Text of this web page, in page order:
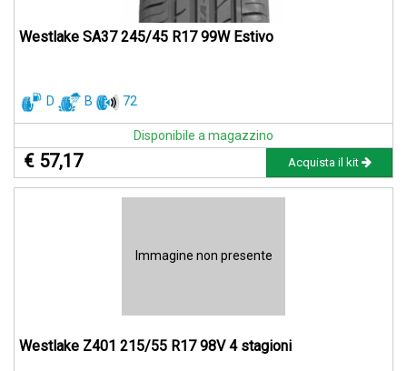
Westlake SA37 245/45 R17 99W Estivo
D B 72
Disponibile a magazzino
€ 57,17 Acquista il kit
Immagine non presente
Westlake Z401 215/55 R17 98V 4 stagioni